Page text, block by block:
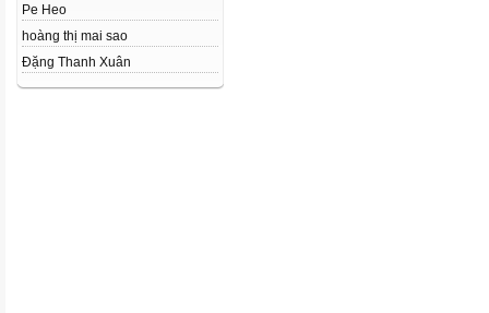
Pe Heo
hoàng thị mai sao
Đặng Thanh Xuân